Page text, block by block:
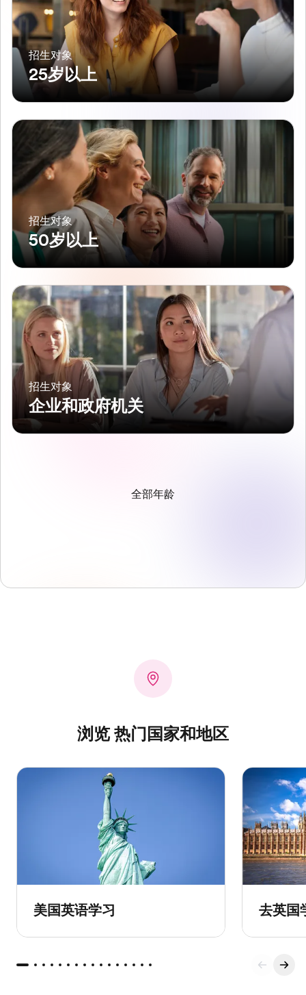
招生对象
25岁以上
招生对象
50岁以上
招生对象
企业和政府机关
全部年龄
浏览 热门国家和地区
美国英语学习 去英国